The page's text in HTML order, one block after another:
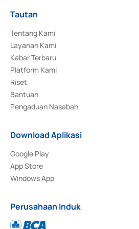
Tautan
Tentang Kami
Layanan Kami
Kabar Terbaru
Platform Kami
Riset
Bantuan
Pengaduan Nasabah
Download Aplikasi
Google Play
App Store
Windows App
Perusahaan Induk